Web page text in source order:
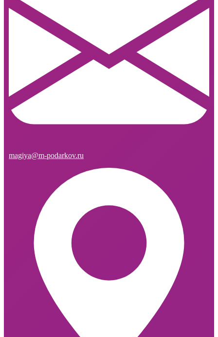
magiya@m-podarkov.ru